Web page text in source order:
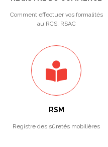
Comment effectuer vos formalités
au RCS, RSAC
RSM
Registre des sûretés mobilières